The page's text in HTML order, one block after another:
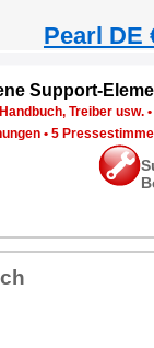
Pearl DE
Support-
Treiber usw. •
• 5